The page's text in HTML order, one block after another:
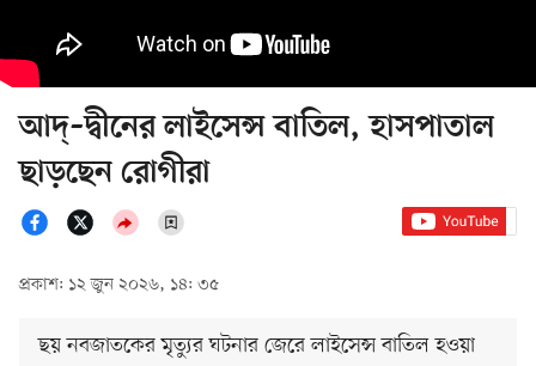
আদ্–দ্বীনের লাইসেন্স বাতিল, হাসপাতাল
ছাড়ছেন রোগীরা
প্রকাশ: ১২ জুন ২০২৬, ১৪: ৩৫
ছয় নবজাতকের মৃত্যুর ঘটনার জেরে লাইসেন্স বাতিল হওয়া